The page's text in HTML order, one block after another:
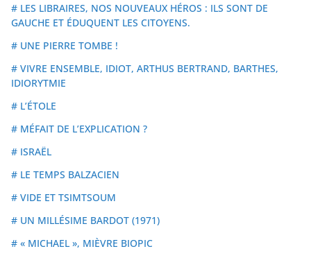
# LES LIBRAIRES, NOS NOUVEAUX HÉROS : ILS SONT DE
GAUCHE ET ÉDUQUENT LES CITOYENS.
# UNE PIERRE TOMBE !
# VIVRE ENSEMBLE, IDIOT, ARTHUS BERTRAND, BARTHES,
IDIORYTMIE
# L’ÉTOLE
# MÉFAIT DE L’EXPLICATION ?
# ISRAËL
# LE TEMPS BALZACIEN
# VIDE ET TSIMTSOUM
# UN MILLÉSIME BARDOT (1971)
# « MICHAEL », MIÈVRE BIOPIC